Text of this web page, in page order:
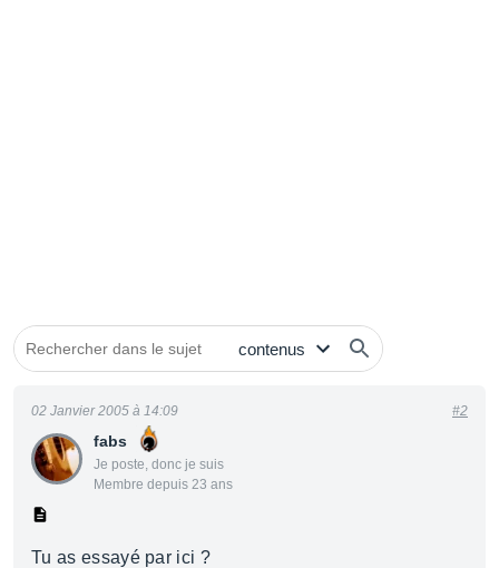
fabs
Je poste, donc je suis
Membre depuis 23 ans
02 Janvier 2005 à 14:09 #2
Tu as essayé par ici ?